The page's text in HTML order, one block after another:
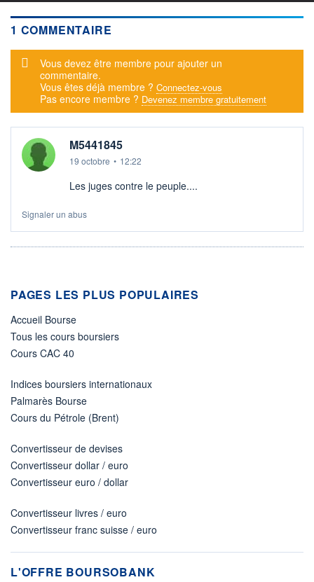
1 COMMENTAIRE
Message d'alerte
Vous devez être membre pour ajouter un
commentaire.
Vous êtes déjà membre ? Connectez-vous
Pas encore membre ? Devenez membre gratuitement
M5441845
19 octobre • 12:22
Les juges contre le peuple....
Signaler un abus
PAGES LES PLUS POPULAIRES
Accueil Bourse
Tous les cours boursiers
Cours CAC 40
Indices boursiers internationaux
Palmarès Bourse
Cours du Pétrole (Brent)
Convertisseur de devises
Convertisseur dollar / euro
Convertisseur euro / dollar
Convertisseur livres / euro
Convertisseur franc suisse / euro
L'OFFRE BOURSOBANK